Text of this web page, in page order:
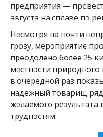
предприятия —
августа на сплаве по
Несмотря на почти
грозу, мероприятие
преодолено более 25
местности природного
в очередной раз
надёжный товарищ
желаемого
трудностям.